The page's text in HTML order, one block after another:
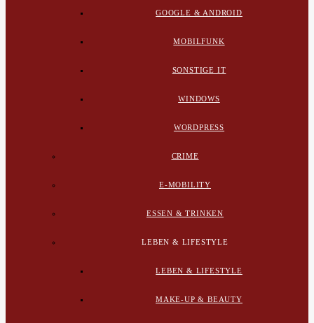
GOOGLE & ANDROID
MOBILFUNK
SONSTIGE IT
WINDOWS
WORDPRESS
CRIME
E-MOBILITY
ESSEN & TRINKEN
LEBEN & LIFESTYLE
LEBEN & LIFESTYLE
MAKE-UP & BEAUTY